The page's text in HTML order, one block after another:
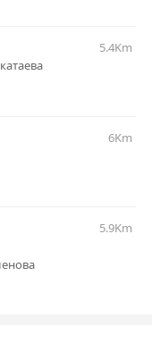
5.4Km
6Km
5.9Km